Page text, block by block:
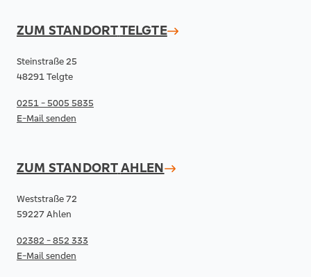
ZUM STANDORTTELGTE
Steinstraße 25
48291 Telgte
0251 - 5005 5835
E-Mail senden
ZUM STANDORTAHLEN
Weststraße 72
59227 Ahlen
02382 - 852 333
E-Mail senden